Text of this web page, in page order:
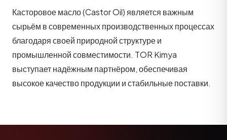
Касторовое масло (Castor Oil) является важным
сырьём в современных производственных процессах
благодаря своей природной структуре и
промышленной совместимости. TOR Kimya
выступает надёжным партнёром, обеспечивая
высокое качество продукции и стабильные поставки.